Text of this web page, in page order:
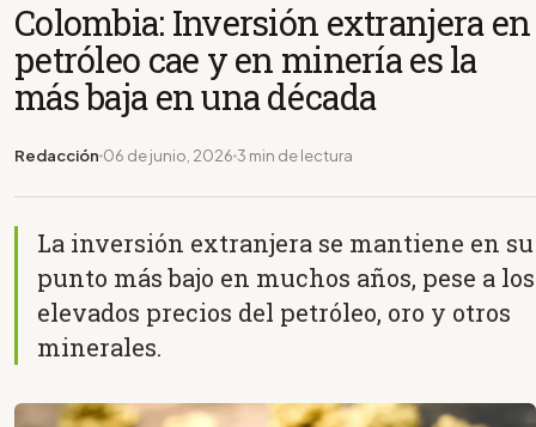
Colombia: Inversión extranjera en
petróleo cae y en minería es la
más baja en una década
Redacción 06 de junio, 2026 3 min de lectura
La inversión extranjera se mantiene en su
punto más bajo en muchos años, pese a los
elevados precios del petróleo, oro y otros
minerales.